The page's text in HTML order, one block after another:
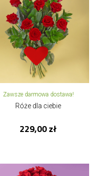
Zawsze darmowa dostawa!
Róże dla ciebie
229,00 zł